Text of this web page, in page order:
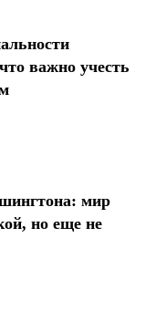
важно учесть
мир
но еще не